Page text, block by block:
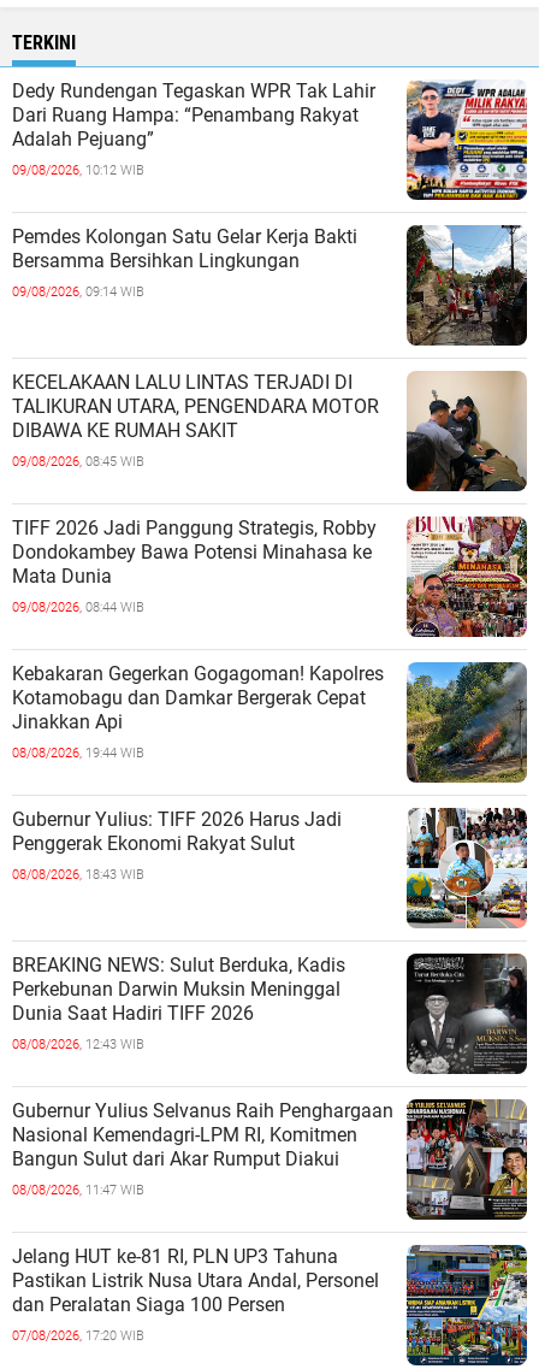
TERKINI
Dedy Rundengan Tegaskan WPR Tak Lahir
Dari Ruang Hampa: “Penambang Rakyat
Adalah Pejuang”
09/08/2026, 10:12 WIB
Pemdes Kolongan Satu Gelar Kerja Bakti
Bersamma Bersihkan Lingkungan
09/08/2026, 09:14 WIB
KECELAKAAN LALU LINTAS TERJADI DI
TALIKURAN UTARA, PENGENDARA MOTOR
DIBAWA KE RUMAH SAKIT
09/08/2026, 08:45 WIB
TIFF 2026 Jadi Panggung Strategis, Robby
Dondokambey Bawa Potensi Minahasa ke
Mata Dunia
09/08/2026, 08:44 WIB
Kebakaran Gegerkan Gogagoman! Kapolres
Kotamobagu dan Damkar Bergerak Cepat
Jinakkan Api
08/08/2026, 19:44 WIB
Gubernur Yulius: TIFF 2026 Harus Jadi
Penggerak Ekonomi Rakyat Sulut
08/08/2026, 18:43 WIB
BREAKING NEWS: Sulut Berduka, Kadis
Perkebunan Darwin Muksin Meninggal
Dunia Saat Hadiri TIFF 2026
08/08/2026, 12:43 WIB
Gubernur Yulius Selvanus Raih Penghargaan
Nasional Kemendagri-LPM RI, Komitmen
Bangun Sulut dari Akar Rumput Diakui
08/08/2026, 11:47 WIB
Jelang HUT ke-81 RI, PLN UP3 Tahuna
Pastikan Listrik Nusa Utara Andal, Personel
dan Peralatan Siaga 100 Persen
07/08/2026, 17:20 WIB